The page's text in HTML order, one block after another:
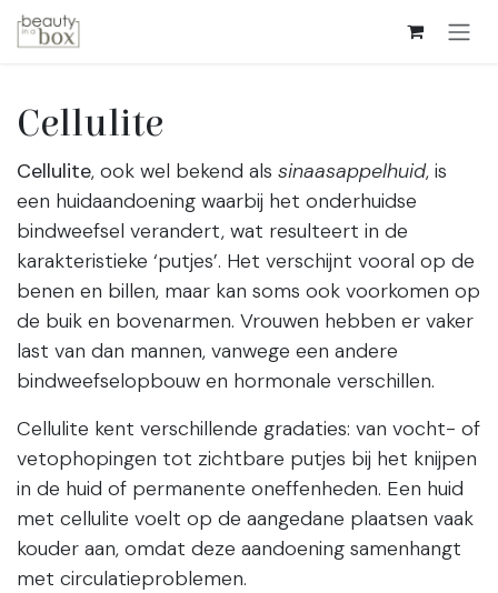
Overslaan naar inhoud
Cellulite
Cellulite, ook wel bekend als sinaasappelhuid, is
een huidaandoening waarbij het onderhuidse
bindweefsel verandert, wat resulteert in de
karakteristieke ‘putjes’. Het verschijnt vooral op de
benen en billen, maar kan soms ook voorkomen op
de buik en bovenarmen. Vrouwen hebben er vaker
last van dan mannen, vanwege een andere
bindweefselopbouw en hormonale verschillen.
Cellulite kent verschillende gradaties: van vocht- of
vetophopingen tot zichtbare putjes bij het knijpen
in de huid of permanente oneffenheden. Een huid
met cellulite voelt op de aangedane plaatsen vaak
kouder aan, omdat deze aandoening samenhangt
met circulatieproblemen.